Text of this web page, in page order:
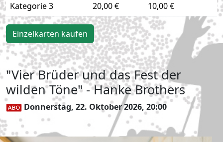
Kategorie 3
20,00 € 10,00 €
Einzelkarten kaufen
"Vier Brüder und das Fest der
wilden Töne" - Hanke Brothers
Donnerstag, 22. Oktober 2026, 20:00